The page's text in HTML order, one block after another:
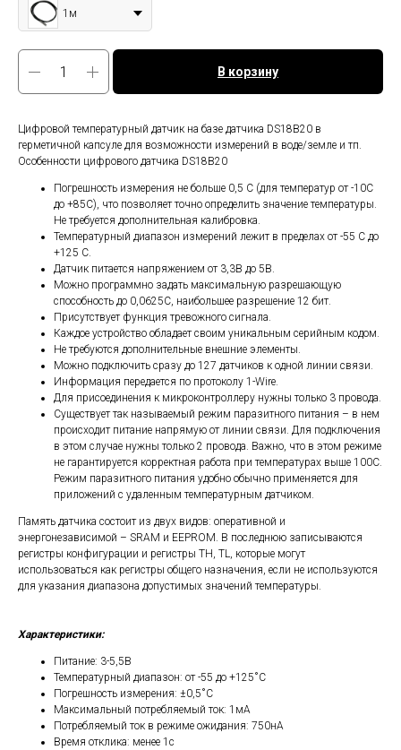
1м
В корзину
Цифровой температурный датчик на базе датчика DS18B20 в
герметичной капсуле для возможности измерений в воде/земле и тп.
Особенности цифрового датчика DS18B20
Погрешность измерения не больше 0,5 С (для температур от -10С
до +85С), что позволяет точно определить значение температуры.
Не требуется дополнительная калибровка.
Температурный диапазон измерений лежит в пределах от -55 С до
+125 С.
Датчик питается напряжением от 3,3В до 5В.
Можно программно задать максимальную разрешающую
способность до 0,0625С, наибольшее разрешение 12 бит.
Присутствует функция тревожного сигнала.
Каждое устройство обладает своим уникальным серийным кодом.
Не требуются дополнительные внешние элементы.
Можно подключить сразу до 127 датчиков к одной линии связи.
Информация передается по протоколу 1-Wire.
Для присоединения к микроконтроллеру нужны только 3 провода.
Существует так называемый режим паразитного питания – в нем
происходит питание напрямую от линии связи. Для подключения
в этом случае нужны только 2 провода. Важно, что в этом режиме
не гарантируется корректная работа при температурах выше 100С.
Режим паразитного питания удобно обычно применяется для
приложений с удаленным температурным датчиком.
Память датчика состоит из двух видов: оперативной и
энергонезависимой – SRAM и EEPROM. В последнюю записываются
регистры конфигурации и регистры TH, TL, которые могут
использоваться как регистры общего назначения, если не используются
для указания диапазона допустимых значений температуры.
Характеристики:
Питание: 3-5,5В
Температурный диапазон: от -55 до +125˚С
Погрешность измерения: ±0,5˚С
Максимальный потребляемый ток: 1мА
Потребляемый ток в режиме ожидания: 750нА
Время отклика: менее 1с